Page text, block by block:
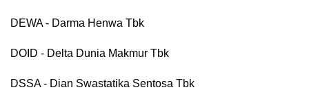
DEWA - Darma Henwa Tbk
DOID - Delta Dunia Makmur Tbk
DSSA - Dian Swastatika Sentosa Tbk